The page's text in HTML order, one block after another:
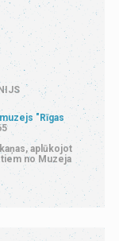
"Rīgas
aplūkojot
no Muzeja